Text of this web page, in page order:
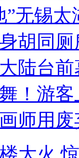
”无锡
胡同
陆台
！游客
师用
楼大火